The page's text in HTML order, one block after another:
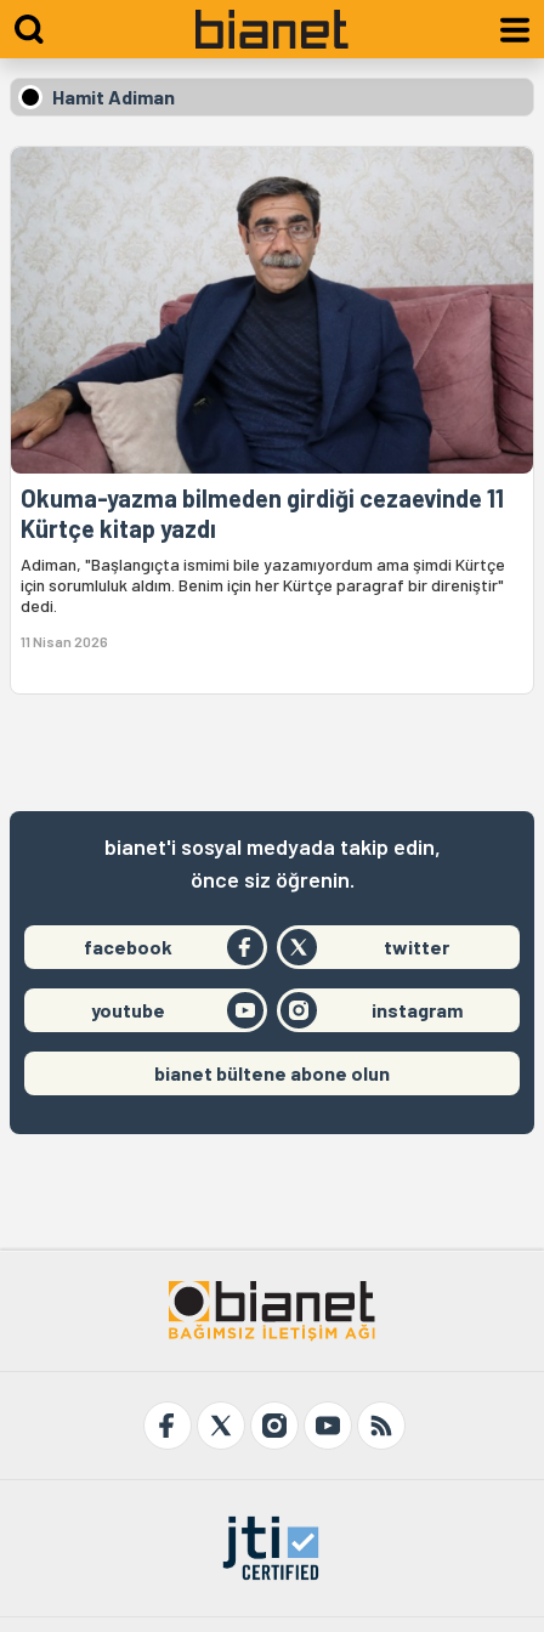
Hamit Adiman
Okuma-yazma bilmeden girdiği cezaevinde 11
Kürtçe kitap yazdı
Adiman, "Başlangıçta ismimi bile yazamıyordum ama şimdi Kürtçe
için sorumluluk aldım. Benim için her Kürtçe paragraf bir direniştir"
dedi.
11 Nisan 2026
bianet'i sosyal medyada takip edin,
önce siz öğrenin.
facebook twitter
youtube instagram
bianet bültene abone olun